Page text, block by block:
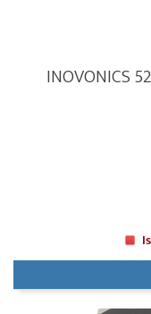
INOVONICS